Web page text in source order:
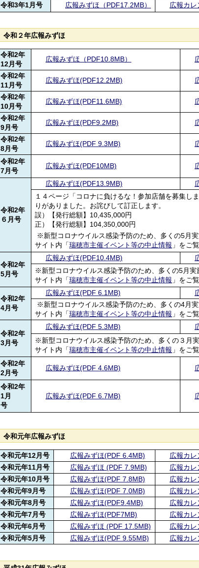
令和3年1月号 広報みずほ（PDF17.2MB） 広報カレ
令和２年広報みずほ
令和2年
12月号
広報みずほ（PDF10.8MB）
令和2年
11月号
広報みずほ(PDF12.2MB)
令和2年
10月号
広報みずほ(PDF11.6MB)
令和2年
9月号
広報みずほ(PDF9.2MB)
令和2年
8月号
広報みずほ(PDF 9.3MB)
令和2年
7月号
広報みずほ(PDF10MB)
令和2年
６月号
広報みずほ(PDF13.9MB)
１４ページ「コロナに負けるな！参加店舗を募集し
りがありました。お詫びして訂正します。
誤）【発行総額】10,435,000円
正）【発行総額】104,350,000円
※新型コロナウイルス感染予防のため、多くの5月
サイト内「瑞穂市主催イベント等の中止情報 」をご
令和2年
5月号
広報みずほ(PDF10.4MB)
※新型コロナウイルス感染予防のため、多くの5月
サイト内「瑞穂市主催イベント等の中止情報 」をご
令和2年
4月号
広報みずほ(PDF 6.1MB)
※新型コロナウイルス感染予防のため、多くの4月
サイト内「瑞穂市主催イベント等の中止情報 」をご
令和2年
3月号
広報みずほ(PDF 5.3MB)
※新型コロナウイルス感染予防のため、多くの３月
サイト内「瑞穂市主催イベント等の中止情報 」をご
令和2年
2月号
広報みずほ(PDF 4.6MB)
令和2年
1月
号
広報みずほ(PDF 6.7MB)
令和元年広報みずほ
令和元年12月号 広報みずほ(PDF 6.4MB)
広報カ
令和元年11月号
広報みずほ (PDF 7.9MB)
広報カ
令和元年10月号
広報みずほ(PDF 7.8MB)
広報カ
令和元年9月号
広報みずほ(PDF 7.0MB)
広報カ
令和元年8月号
広報みずほ(PDF9.4MB)
広報カ
令和元年7月号
広報みずほ(PDF7MB)
広報カ
令和元年6月号
広報みずほ (PDF 17.5MB)
広報カ
令和元年5月号
広報みずほ(PDF 9.55MB) 広報カ